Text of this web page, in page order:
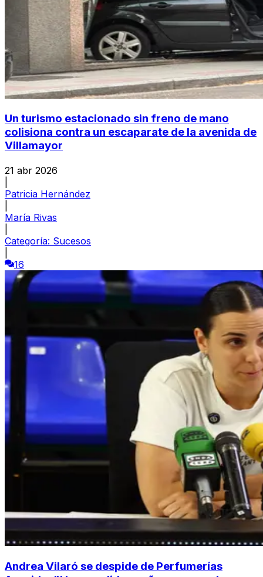
Un turismo estacionado sin freno de mano
colisiona contra un escaparate de la avenida de
Villamayor
21 abr 2026
Patricia Hernández
María Rivas
Categoría: Sucesos
16
Andrea Vilaró se despide de Perfumerías